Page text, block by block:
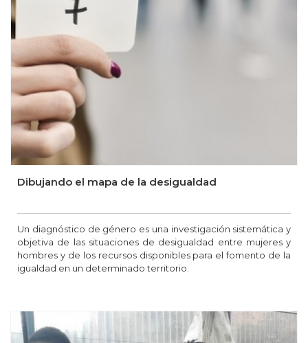
Dibujando el mapa de la desigualdad
Un diagnóstico de género es una investigación sistemática y
objetiva de las situaciones de desigualdad entre mujeres y
hombres y de los recursos disponibles para el fomento de la
igualdad en un determinado territorio.